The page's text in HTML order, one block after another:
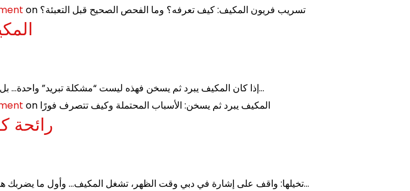
on تسريب فريون المكيف: كيف تعرفه؟ وما الفحص الصحيح قبل التعبئة؟
إذا كان المكيف يبرد ثم يسخن فهذه ليست “مشكلة تبريد” واحدة… بل نمط له أكثر من سيناريو. أحيانًا يكون السبب بسيطًا (فلتر أو مراوح)، وأحيانًا إنذار مبكر (نقص فريون أو…
on المكيف يبرد ثم يسخن: الأسباب المحتملة وكيف تتصرف فورًا
رائحة
تخيلها: واقف على إشارة في دبي وقت الظهر، تشغل المكيف… وأول ما يضربك هواء “مكتوم” أو رائحة عفن. هنا الموضوع ليس “ريحة مزعجة وخلاص”، هذه إشارة أن داخل نظام التكييف…